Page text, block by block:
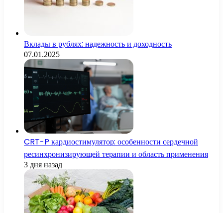
Вклады в рублях: надежность и доходность
07.01.2025
CRT-P кардиостимулятор: особенности сердечной
ресинхронизирующей терапии и область применения
3 дня назад